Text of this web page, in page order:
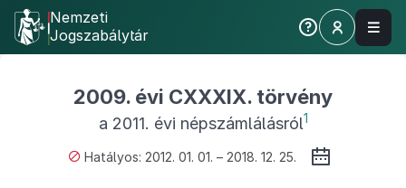
Nemzeti
Jogszabálytár
2009. évi CXXXIX. törvény
a 2011. évi népszámlálásról1
Hatályos: 2012. 01. 01. – 2018. 12. 25.